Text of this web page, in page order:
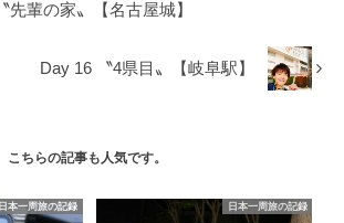
先輩の家〟【名古屋城】
Day 16 〝4県目〟【岐阜駅】
こちらの記事も人気です。
日本一周旅の記録 日本一周旅の記録